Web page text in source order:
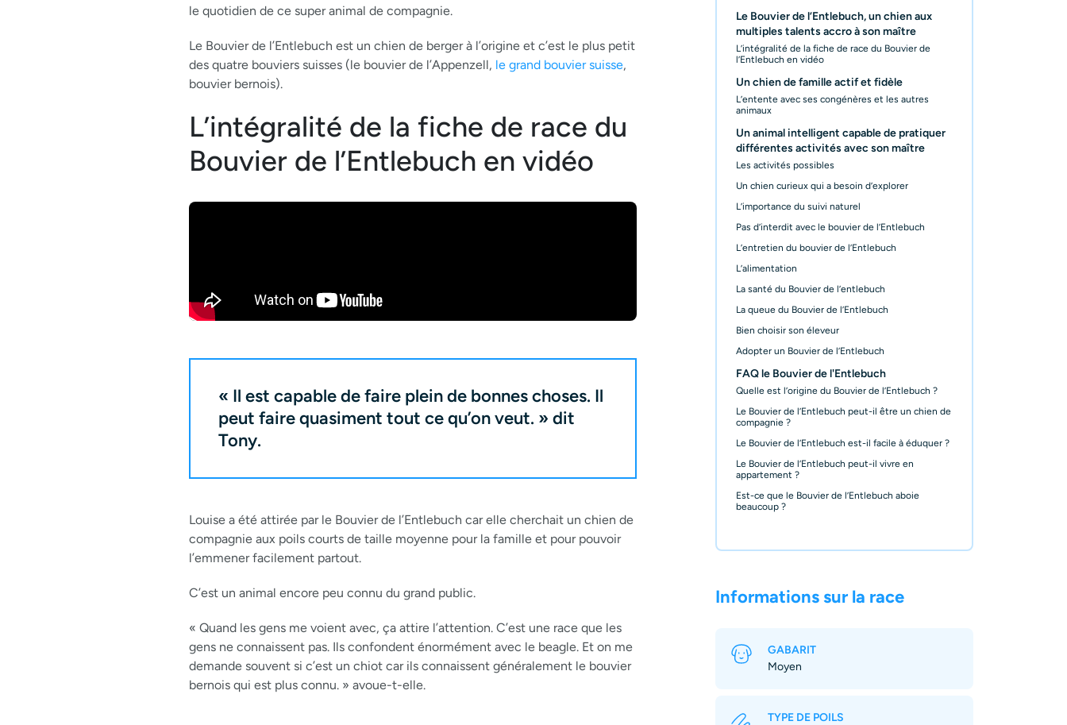
le quotidien de ce super animal de compagnie.
Le Bouvier de l’Entlebuch est un chien de berger à l’origine et c’est le plus petit
des quatre bouviers suisses (le bouvier de l’Appenzell, le grand bouvier suisse,
bouvier bernois).
L’intégralité de la fiche de race du
Bouvier de l’Entlebuch en vidéo
« Il est capable de faire plein de bonnes choses. Il
peut faire quasiment tout ce qu’on veut. » dit
Tony.
Louise a été attirée par le Bouvier de l’Entlebuch car elle cherchait un chien de
compagnie aux poils courts de taille moyenne pour la famille et pour pouvoir
l’emmener facilement partout.
C’est un animal encore peu connu du grand public.
« Quand les gens me voient avec, ça attire l’attention. C’est une race que les
gens ne connaissent pas. Ils confondent énormément avec le beagle. Et on me
demande souvent si c’est un chiot car ils connaissent généralement le bouvier
bernois qui est plus connu. » avoue-t-elle.
Le Bouvier de l’Entlebuch, un chien aux
multiples talents accro à son maître
L’intégralité de la fiche de race du Bouvier de
l’Entlebuch en vidéo
Un chien de famille actif et fidèle
L’entente avec ses congénères et les autres
animaux
Un animal intelligent capable de pratiquer
différentes activités avec son maître
Les activités possibles
Un chien curieux qui a besoin d’explorer
L’importance du suivi naturel
Pas d’interdit avec le bouvier de l’Entlebuch
L’entretien du bouvier de l’Entlebuch
L’alimentation
La santé du Bouvier de l’entlebuch
La queue du Bouvier de l’Entlebuch
Bien choisir son éleveur
Adopter un Bouvier de l’Entlebuch
FAQ le Bouvier de l'Entlebuch
Quelle est l’origine du Bouvier de l’Entlebuch ?
Le Bouvier de l’Entlebuch peut-il être un chien de
compagnie ?
Le Bouvier de l’Entlebuch est-il facile à éduquer ?
Le Bouvier de l’Entlebuch peut-il vivre en
appartement ?
Est-ce que le Bouvier de l’Entlebuch aboie
beaucoup ?
Informations sur la race
GABARIT
Moyen
TYPE DE POILS